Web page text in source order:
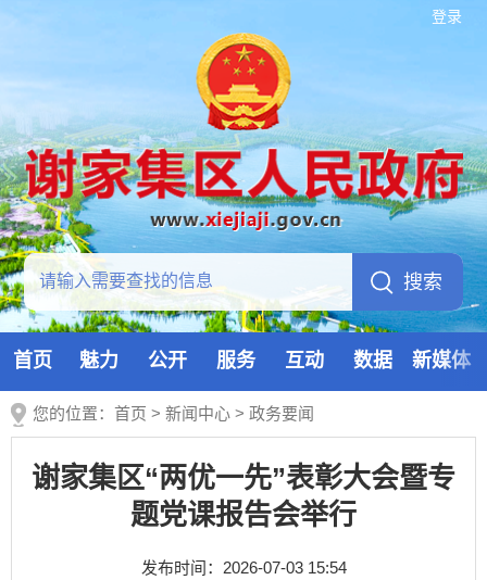
登录
首页 魅力 公开 服务 互动 数据 新媒体
您的位置： 首页 > 新闻中心 > 政务要闻
谢家集区“两优一先”表彰大会暨专
题党课报告会举行
发布时间：2026-07-03 15:54